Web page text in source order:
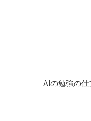
AIの勉強の仕